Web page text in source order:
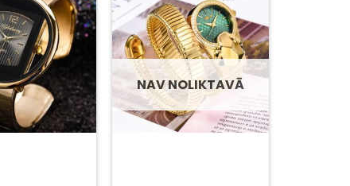
Pievienot
sarakstam
Pievienot
sarakstam
NAV NOLIKTAVĀ